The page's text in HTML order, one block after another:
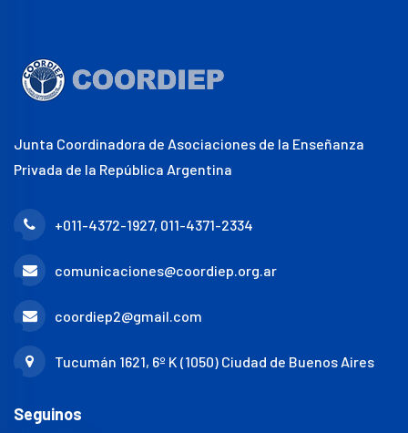
Junta Coordinadora de Asociaciones de la Enseñanza
Privada de la República Argentina
+011-4372-1927, 011-4371-2334
comunicaciones@coordiep.org.ar
coordiep2@gmail.com
Tucumán 1621, 6º K (1050) Ciudad de Buenos Aires
Seguinos